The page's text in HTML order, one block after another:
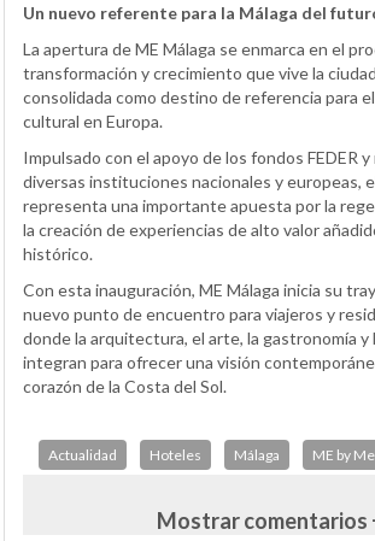
Un nuevo referente para la Málaga del
La apertura de ME Málaga se enmarca en el
transformación y crecimiento que vive la
consolidada como destino de referencia para
cultural en Europa.
Impulsado con el apoyo de los fondos FEDER
diversas instituciones nacionales y europeas,
representa una importante apuesta por la
la creación de experiencias de alto valor
histórico.
Con esta inauguración, ME Málaga inicia su
nuevo punto de encuentro para viajeros y
donde la arquitectura, el arte, la gastronomía y
integran para ofrecer una visión
corazón de la Costa del Sol.
Actualidad Hoteles Málaga ME by
Mostrar comentarios